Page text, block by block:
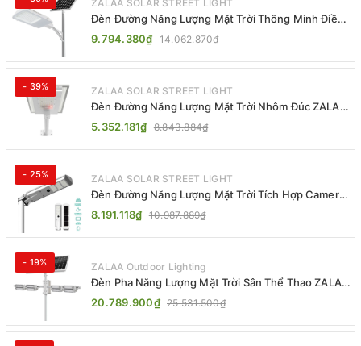
ZALAA SOLAR STREET LIGHT
Đèn Đường Năng Lượng Mặt Trời Thông Minh Điều
Khiển MPPT ZL-GMX01 ZALAA
9.794.380₫ 14.062.870₫
- 39% ZALAA SOLAR STREET LIGHT
Đèn Đường Năng Lượng Mặt Trời Nhôm Đúc ZALAA
ZL-BWH Cao Cấp IP65
5.352.181₫ 8.843.884₫
- 25% ZALAA SOLAR STREET LIGHT
Đèn Đường Năng Lượng Mặt Trời Tích Hợp Camera
ZALAA ZL-BJ04-CCTV (80W, IP65)
8.191.118₫ 10.987.889₫
- 19% ZALAA Outdoor Lighting
Đèn Pha Năng Lượng Mặt Trời Sân Thể Thao ZALAA
Jsc Chống Nước IP65 Cao Cấp
20.789.900₫ 25.531.500₫